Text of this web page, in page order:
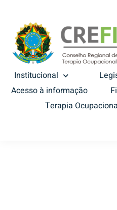
Institucional
Acesso à informação
Terapia